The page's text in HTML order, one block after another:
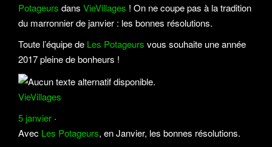
Potageurs dans VieVillages ! On ne coupe pas à la tradition
du marronnier de janvier : les bonnes résolutions.
Toute l’équipe de Les Potageurs vous souhaite une année
2017 pleine de bonheurs !
VieVillages
5 janvier ·
Avec Les Potageurs, en Janvier, les bonnes résolutions.